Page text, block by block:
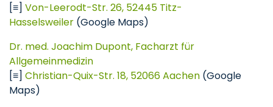
[≡] Von-Leerodt-Str. 26, 52445 Titz-
Hasselsweiler (Google Maps)
Dr. med. Joachim Dupont, Facharzt für
Allgemeinmedizin
[≡] Christian-Quix-Str. 18, 52066 Aachen (Google
Maps)